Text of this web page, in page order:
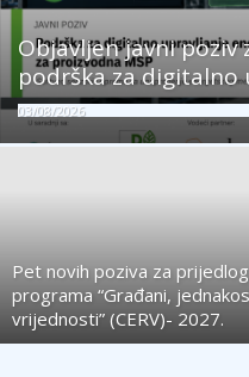
Objavljen javni poziv
podrška za
03/08/2026
Pet novih poziva za
programa “Građani,
vrijednosti” (CERV)- 2027.